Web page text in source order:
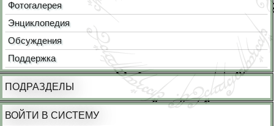
Фотогалерея
Энциклопедия
Обсуждения
Поддержка
ПОДРАЗДЕЛЫ
ВОЙТИ В СИСТЕМУ